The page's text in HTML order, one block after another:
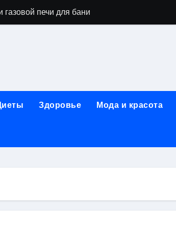
печи для бани
применения GPU-серверов
обучения и актуальные
реабилитации при алкогольной
принципы, показания и этапы
промышленности в Узбекистане
Здоровье Мода и красота